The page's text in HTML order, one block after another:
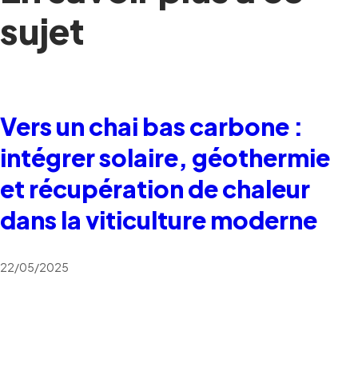
sujet
Vers un chai bas carbone :
intégrer solaire, géothermie
et récupération de chaleur
dans la viticulture moderne
22/05/2025